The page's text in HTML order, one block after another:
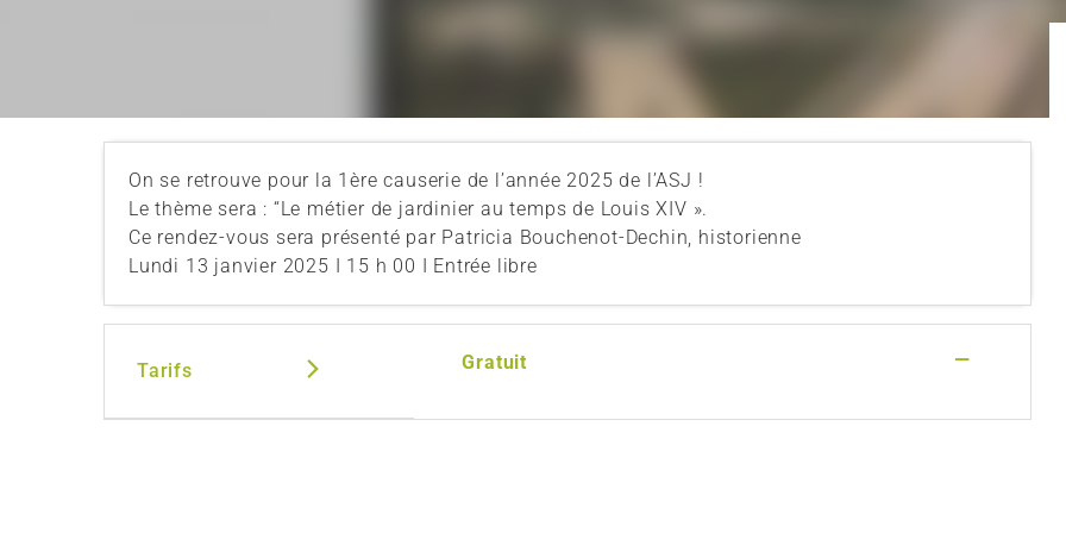
On se retrouve pour la 1ère causerie de l’année 2025 de l’ASJ !
Le thème sera : “Le métier de jardinier au temps de Louis XIV ».
Ce rendez-vous sera présenté par Patricia Bouchenot-Dechin, historienne
Lundi 13 janvier 2025 I 15 h 00 I Entrée libre
Tarifs Gratuit —